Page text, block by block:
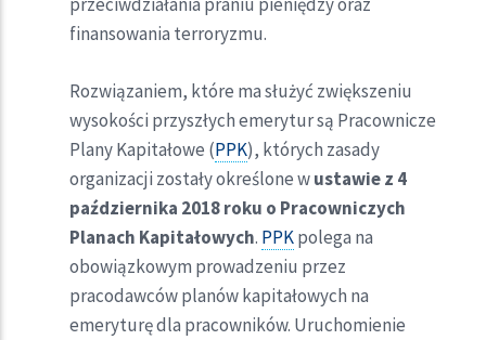
finansowania terroryzmu.
Rozwiązaniem, które ma służyć zwiększeniu
wysokości przyszłych emerytur są Pracownicze
Plany Kapitałowe (PPK), których zasady
organizacji zostały określone wustawie z 4
października 2018 roku o Pracowniczych
Planach Kapitałowych. PPKpolega na
obowiązkowym prowadzeniu przez
pracodawców planów kapitałowych na
emeryturę dla pracowników. Uruchomienie